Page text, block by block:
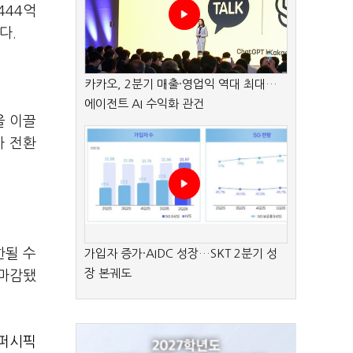
억
.
이끌
전환
될 수
감됐
시픽
카카오, 2분기 매출·영업익 역대 최대…
에이전트 AI 수익화 관건
가입자 증가·AIDC 성장…SKT 2분기 성
장 본궤도